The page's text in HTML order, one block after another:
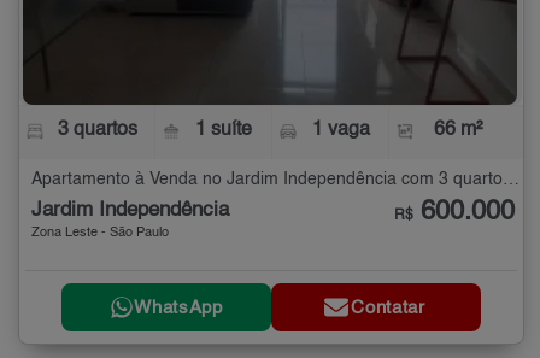
3 quartos 1 suíte 1 vaga 66 m²
Apartamento à Venda no Jardim Independência com 3 quartos - 66 m²
Jardim Independência
Zona Leste - São Paulo
R$ 600.000
WhatsApp Contatar